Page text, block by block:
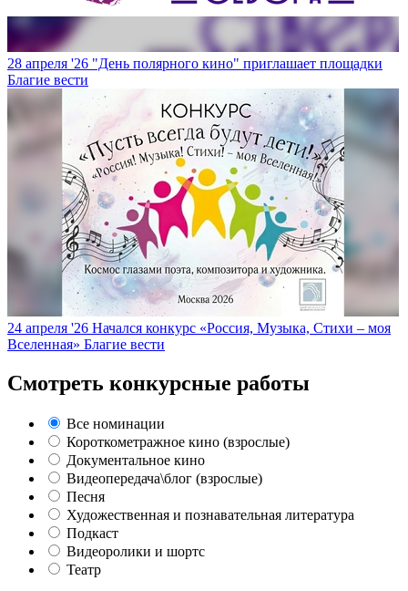
28 апреля '26 "День полярного кино" приглашает площадки
Благие вести
24 апреля '26 Начался конкурс «Россия, Музыка, Стихи – моя
Вселенная» Благие вести
Смотреть конкурсные работы
Все номинации
Короткометражное кино (взрослые)
Документальное кино
Видеопередача\блог (взрослые)
Песня
Художественная и познавательная литература
Подкаст
Видеоролики и шортс
Театр